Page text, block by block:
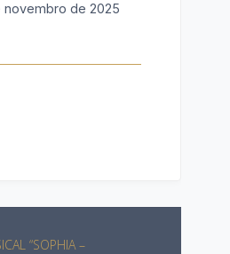
novembro de 2025
“SOPHIA –